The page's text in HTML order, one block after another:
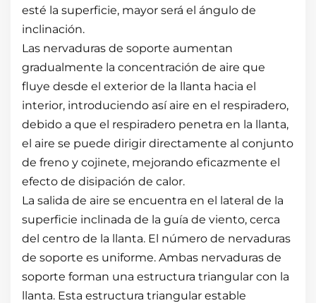
esté la superficie, mayor será el ángulo de
inclinación.
Las nervaduras de soporte aumentan
gradualmente la concentración de aire que
fluye desde el exterior de la llanta hacia el
interior, introduciendo así aire en el respiradero,
debido a que el respiradero penetra en la llanta,
el aire se puede dirigir directamente al conjunto
de freno y cojinete, mejorando eficazmente el
efecto de disipación de calor.
La salida de aire se encuentra en el lateral de la
superficie inclinada de la guía de viento, cerca
del centro de la llanta. El número de nervaduras
de soporte es uniforme. Ambas nervaduras de
soporte forman una estructura triangular con la
llanta. Esta estructura triangular estable